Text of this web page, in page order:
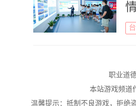
职业道
本站游戏频道
温馨提示：抵制不良游戏，拒绝